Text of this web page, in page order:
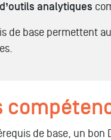
analytiques
de base permettent
de base, un